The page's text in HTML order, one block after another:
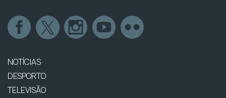
NOTÍCIAS
DESPORTO
TELEVISÃO